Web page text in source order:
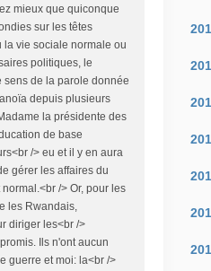
mieux que quiconque
sur les têtes
la vie sociale normale ou
politiques, le
sens de la parole donnée
depuis plusieurs
la présidente des
de base
/> eu et il y en aura
gérer les affaires du
/> Or, pour les
les Rwandais,
diriger les<br />
Ils n'ont aucun
guerre et moi: la<br />